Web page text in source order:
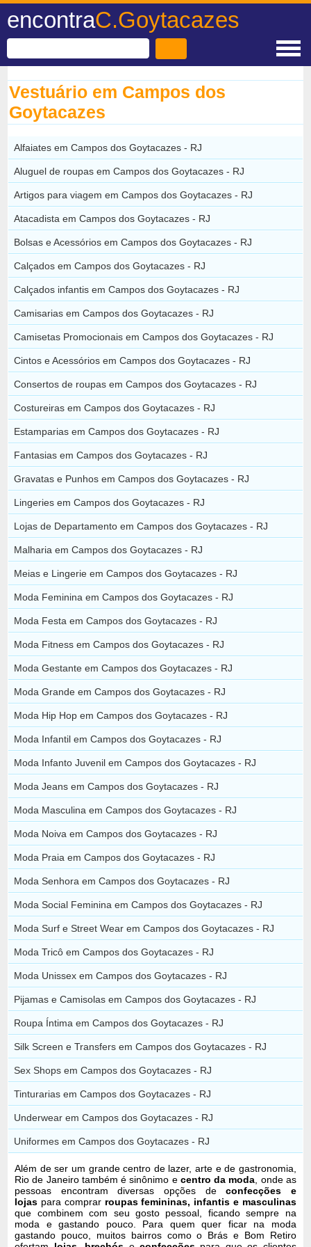
encontraC.Goytacazes
Vestuário em Campos dos
Goytacazes
Alfaiates em Campos dos Goytacazes - RJ
Aluguel de roupas em Campos dos Goytacazes - RJ
Artigos para viagem em Campos dos Goytacazes - RJ
Atacadista em Campos dos Goytacazes - RJ
Bolsas e Acessórios em Campos dos Goytacazes - RJ
Calçados em Campos dos Goytacazes - RJ
Calçados infantis em Campos dos Goytacazes - RJ
Camisarias em Campos dos Goytacazes - RJ
Camisetas Promocionais em Campos dos Goytacazes - RJ
Cintos e Acessórios em Campos dos Goytacazes - RJ
Consertos de roupas em Campos dos Goytacazes - RJ
Costureiras em Campos dos Goytacazes - RJ
Estamparias em Campos dos Goytacazes - RJ
Fantasias em Campos dos Goytacazes - RJ
Gravatas e Punhos em Campos dos Goytacazes - RJ
Lingeries em Campos dos Goytacazes - RJ
Lojas de Departamento em Campos dos Goytacazes - RJ
Malharia em Campos dos Goytacazes - RJ
Meias e Lingerie em Campos dos Goytacazes - RJ
Moda Feminina em Campos dos Goytacazes - RJ
Moda Festa em Campos dos Goytacazes - RJ
Moda Fitness em Campos dos Goytacazes - RJ
Moda Gestante em Campos dos Goytacazes - RJ
Moda Grande em Campos dos Goytacazes - RJ
Moda Hip Hop em Campos dos Goytacazes - RJ
Moda Infantil em Campos dos Goytacazes - RJ
Moda Infanto Juvenil em Campos dos Goytacazes - RJ
Moda Jeans em Campos dos Goytacazes - RJ
Moda Masculina em Campos dos Goytacazes - RJ
Moda Noiva em Campos dos Goytacazes - RJ
Moda Praia em Campos dos Goytacazes - RJ
Moda Senhora em Campos dos Goytacazes - RJ
Moda Social Feminina em Campos dos Goytacazes - RJ
Moda Surf e Street Wear em Campos dos Goytacazes - RJ
Moda Tricô em Campos dos Goytacazes - RJ
Moda Unissex em Campos dos Goytacazes - RJ
Pijamas e Camisolas em Campos dos Goytacazes - RJ
Roupa Íntima em Campos dos Goytacazes - RJ
Silk Screen e Transfers em Campos dos Goytacazes - RJ
Sex Shops em Campos dos Goytacazes - RJ
Tinturarias em Campos dos Goytacazes - RJ
Underwear em Campos dos Goytacazes - RJ
Uniformes em Campos dos Goytacazes - RJ
Além de ser um grande centro de lazer, arte e de gastronomia,
Rio de Janeiro também é sinônimo e centro da moda , onde as
pessoas encontram diversas opções deconfecções e
lojas para comprar roupas femininas, infantis e masculinas
que combinem com seu gosto pessoal, ficando sempre na
moda e gastando pouco. Para quem quer ficar na moda
gastando pouco, muitos bairros como o Brás e Bom Retiro